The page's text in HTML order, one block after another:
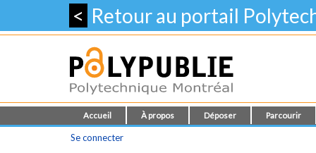
< Retour au portail
Accueil À propos Déposer Parcourir
Se connecter